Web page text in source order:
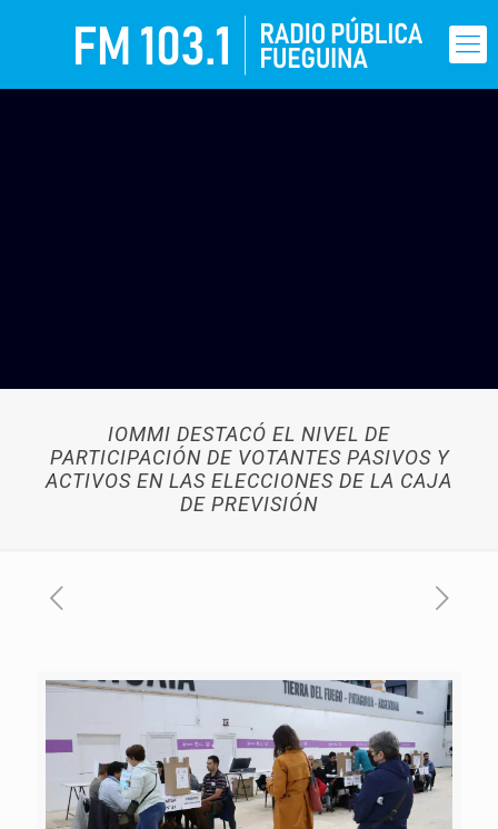
IOMMI DESTACÓ EL NIVEL DE
PARTICIPACIÓN DE VOTANTES PASIVOS Y
ACTIVOS EN LAS ELECCIONES DE LA CAJA
DE PREVISIÓN